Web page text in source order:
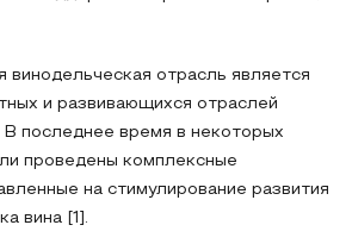
винодельческая отрасль является
и развивающихся отраслей
В последнее время в некоторых
проведены комплексные
на стимулирование развития
вина [1].